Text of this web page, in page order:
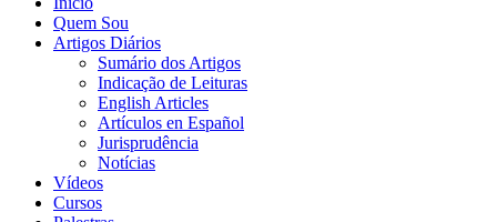
Quem Sou
Artigos Diários
Sumário dos Artigos
Indicação de Leituras
English Articles
Artículos en Español
Jurisprudência
Notícias
Vídeos
Cursos